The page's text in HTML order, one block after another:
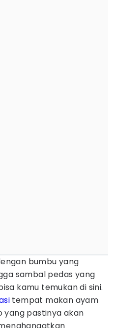
bumbu yang
sambal pedas yang
kamu temukan di sini.
tempat makan ayam
yang pastinya akan